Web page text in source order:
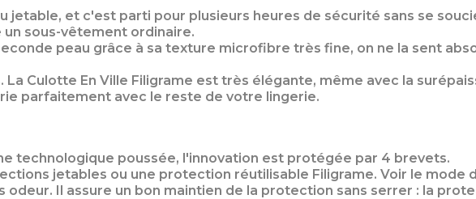
jetable, et c'est parti pour plusieurs heures de sécurité sans se
sous-vêtement ordinaire.
peau grâce à sa texture microfibre très fine, on ne la sent
La Culotte En Ville Filigrame est très élégante, même avec la
parfaitement avec le reste de votre lingerie.
technologique poussée, l'innovation est protégée par 4 brevets.
jetables ou une protection réutilisable Filigrame. Voir le mode
Il assure un bon maintien de la protection sans serrer : la